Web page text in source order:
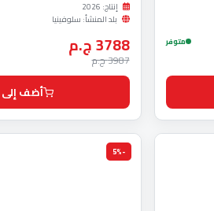
متوفر
إنتاج: 2026
بلد المنشأ: سلوفينيا
3788 ج.م
3987 ج.م
أضف إلى
-5%